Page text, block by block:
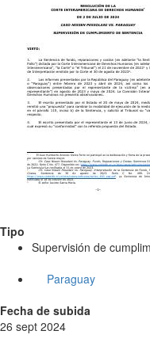
Tipo
Supervisión de
Paraguay
Fecha de subida
26 sept 2024